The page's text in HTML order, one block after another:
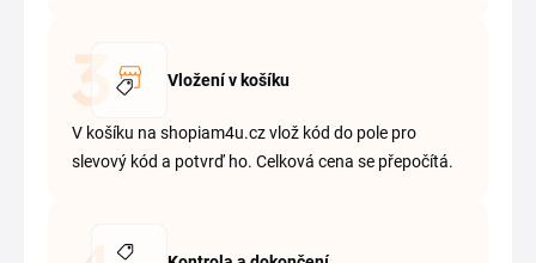
Vložení v košíku
V košíku na shopiam4u.cz vlož kód do pole pro
slevový kód a potvrď ho. Celková cena se přepočítá.